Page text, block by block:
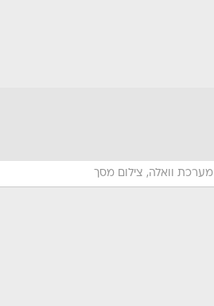
מערכת וואלה, צילום מסך